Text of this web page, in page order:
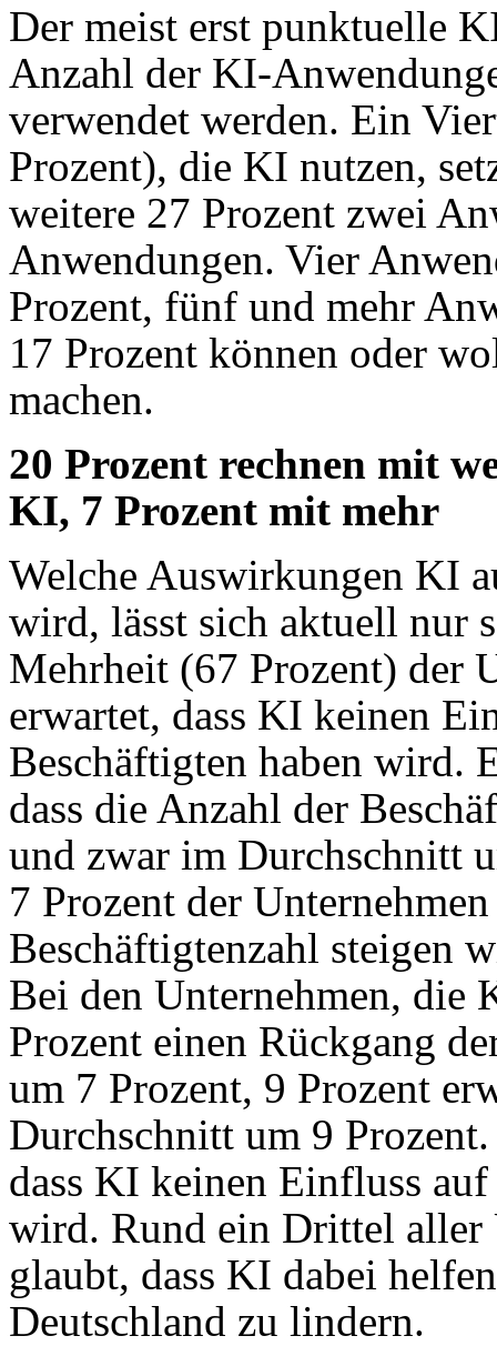
Der meist erst punktuelle
Anzahl der KI-
verwendet werden. Ein
Prozent), die KI nutzen,
weitere 27 Prozent zwei
Anwendungen. Vier
Prozent, fünf und mehr
17 Prozent können oder
machen.
20 Prozent rechnen mit
KI, 7 Prozent mit mehr
Welche Auswirkungen KI
wird, lässt sich aktuell nur
Mehrheit (67 Prozent) der
erwartet, dass KI keinen
Beschäftigten haben wird.
dass die Anzahl der
und zwar im Durchschnitt
7 Prozent der
Beschäftigtenzahl steigen
Bei den Unternehmen, die
Prozent einen Rückgang
um 7 Prozent, 9 Prozent
Durchschnitt um 9
dass KI keinen Einfluss
wird. Rund ein Drittel aller
glaubt, dass KI dabei
Deutschland zu lindern.